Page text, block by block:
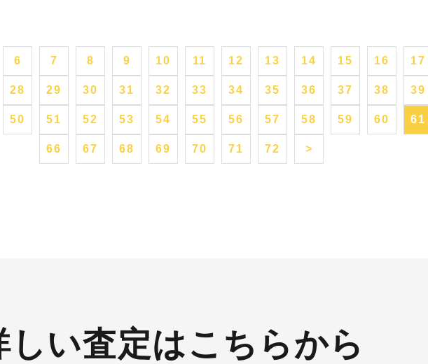
えて高額買取さえて頂きまし
任せください！ カスタムに
ノーマルパーツがあれば更に
プ！ ——————– 現在
HP・FB・Instagramから
のお客様にAmazonギフトカ
万分を進呈しております！ さ
保管にて大切されていました。 カス
タムに加え、ノーマルパーツがあれ
ば査定額更にアップ！ 原付から大型
まで査定お待ちしております。
——————– 現在LINE・HP・
FB・Instagramからご依頼のお客
様にAmazonギフトカード１万分を
進呈しております！ さらに特典とし
した。 お客様としっ
高
社に
先を
FB
6 7 8 9 10 11 12 13 14 15 16 17
28 29 30 31 32 33 34 35 36 37 38 39
50 51 52 53 54 55 56 57 58 59 60 61
66 67 68 69 70 71 72 >
しい査定はこちらから